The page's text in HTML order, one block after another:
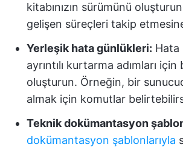
kitabınızın sürümünü
gelişen süreçleri takip
Yerleşik hata günlükleri: Hata
ayrıntılı kurtarma adımları
oluşturun. Örneğin, bir
almak için komutlar
Teknik dokümantasyon
dokümantasyon şablonlarıyla